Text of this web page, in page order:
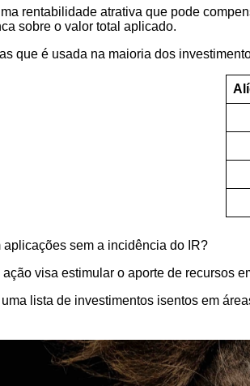
rentabilidade atrativa que pode
sobre o valor total aplicado.
que é usada na maioria dos
sem a incidência do IR?
visa estimular o aporte de recursos
lista de investimentos isentos em